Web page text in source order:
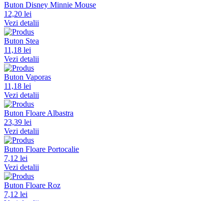
Buton Disney Minnie Mouse
12,20 lei
Vezi detalii
Buton Stea
11,18 lei
Vezi detalii
Buton Vaporas
11,18 lei
Vezi detalii
Buton Floare Albastra
23,39 lei
Vezi detalii
Buton Floare Portocalie
7,12 lei
Vezi detalii
Buton Floare Roz
7,12 lei